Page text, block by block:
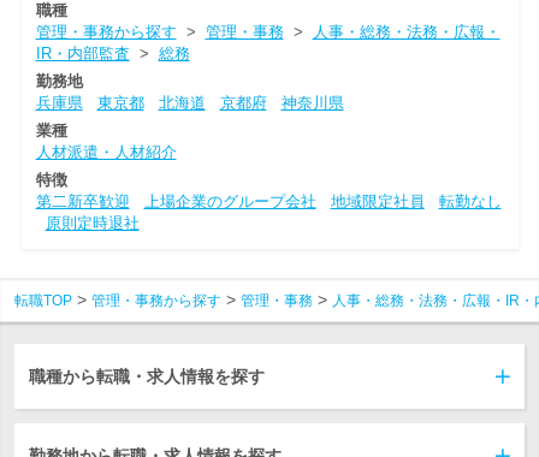
職種
管理・事務から探す > 管理・事務>
人事・総務・法務・広報・
IR・内部監査 > 総務
勤務地
兵庫県
東京都 北海道 京都府
神奈川県
業種
人材派遣・人材紹介
特徴
第二新卒歓迎
上場企業のグループ会社 地域限定社員
転勤なし
原則定時退社
転職TOP 管理・事務から探す 管理・事務 人事・総務・法務・広報・IR・
職種から転職・求人情報を探す